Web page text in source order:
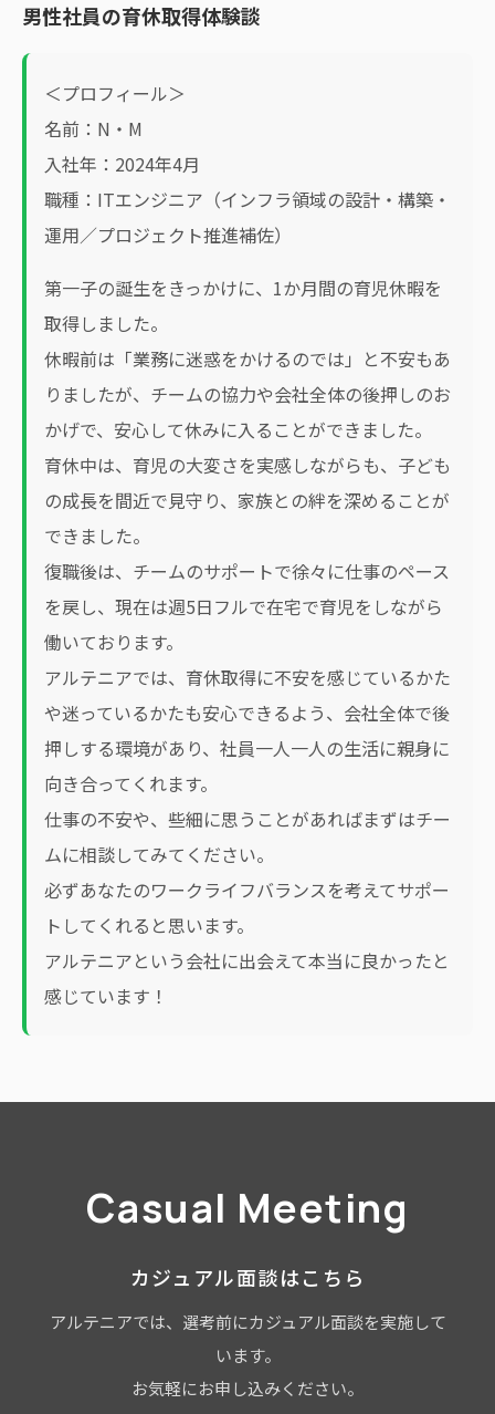
男性社員の育休取得体験談
＜プロフィール＞
名前：N・M
入社年：2024年4月
職種：ITエンジニア（インフラ領域の設計・構築・
運用／プロジェクト推進補佐）
第一子の誕生をきっかけに、1か月間の育児休暇を
取得しました。
休暇前は「業務に迷惑をかけるのでは」と不安もあ
りましたが、チームの協力や会社全体の後押しのお
かげで、安心して休みに入ることができました。
育休中は、育児の大変さを実感しながらも、子ども
の成長を間近で見守り、家族との絆を深めることが
できました。
復職後は、チームのサポートで徐々に仕事のペース
を戻し、現在は週5日フルで在宅で育児をしながら
働いております。
アルテニアでは、育休取得に不安を感じているかた
や迷っているかたも安心できるよう、会社全体で後
押しする環境があり、社員一人一人の生活に親身に
向き合ってくれます。
仕事の不安や、些細に思うことがあればまずはチー
ムに相談してみてください。
必ずあなたのワークライフバランスを考えてサポー
トしてくれると思います。
アルテニアという会社に出会えて本当に良かったと
感じています！
Casual Meeting
カジュアル面談はこちら
アルテニアでは、選考前にカジュアル面談を実施して
います。
お気軽にお申し込みください。